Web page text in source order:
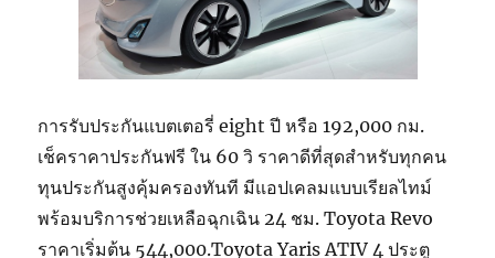
การรับประกันแบตเตอรี่ eight ปี หรือ 192,000 กม.
เช็คราคาประกันฟรี ใน 60 วิ ราคาดีที่สุดสำหรับทุกคน
ทุนประกันสูงคุ้มครองทันที มีแอปเคลมแบบเรียลไทม์
พร้อมบริการช่วยเหลือฉุกเฉิน 24 ชม. Toyota Revo
ราคาเริ่มต้น 544,000.Toyota Yaris ATIV 4 ประตู